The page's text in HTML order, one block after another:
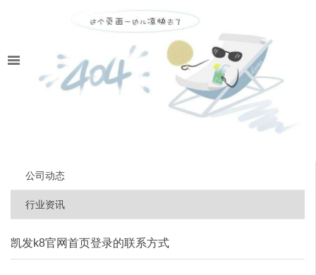
公司动态
行业资讯
凯发k8官网首页登录的联系方式